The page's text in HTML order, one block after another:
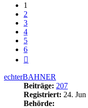
1
2
3
4
5
6
echterBAHNER
Beiträge: 207
Registriert: 24. Jun
Behörde: